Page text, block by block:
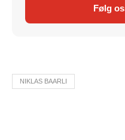
Følg
NIKLAS BAARLI